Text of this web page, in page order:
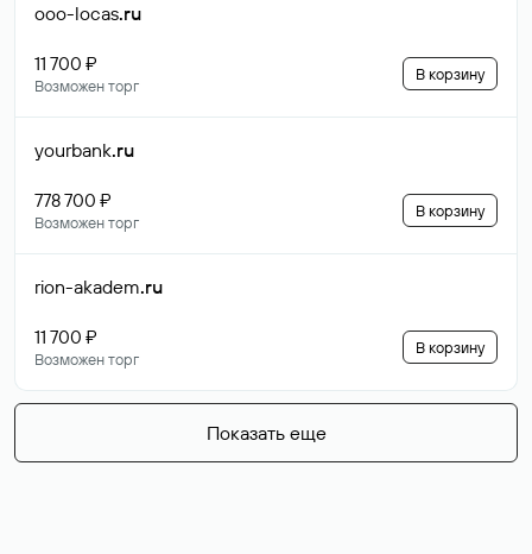
ooo-locas.ru
11 700 ₽
Возможен торг
В корзину
yourbank.ru
778 700 ₽
Возможен торг
В корзину
rion-akadem.ru
11 700 ₽
Возможен торг
В корзину
Показать еще